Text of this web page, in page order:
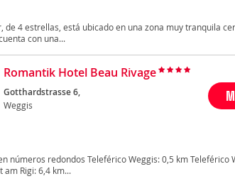
de 4 estrellas, está ubicado en una zona muy tranquila
con una...
Romantik Hotel Beau Rivage
Gotthardstrasse 6,
Weggis
números redondos Teleférico Weggis: 0,5 km Teleférico
am Rigi: 6,4 km...